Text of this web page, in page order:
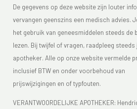
De gegevens op deze website zijn louter
vervangen geenszins een medisch advies.
het gebruik van geneesmiddelen steeds de
lezen. Bij twijfel of vragen, raadpleeg
apotheker. Alle op onze website vermelde
inclusief BTW en onder voorbehoud van
prijswijzigingen en of typfouten.
VERANTWOORDELIJKE APOTHEKER: